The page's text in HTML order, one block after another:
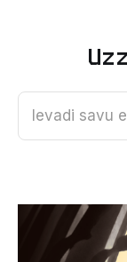
Ievadi savu